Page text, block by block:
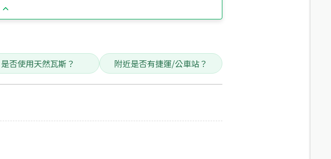
是否使用天然瓦斯？ 附近是否有捷運/公車站？